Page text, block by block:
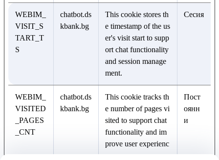
WEBIM_
VISIT_S
TART_T
S
chatbot.ds
kbank.bg
This cookie stores th
e timestamp of the us
er's visit start to supp
ort chat functionality
and session manage
ment.
Сесия
WEBIM_
VISITED
_PAGES
_CNT
chatbot.ds
kbank.bg
This cookie tracks th
e number of pages vi
sited to support chat
functionality and im
prove user experienc
Пост
оянн
и